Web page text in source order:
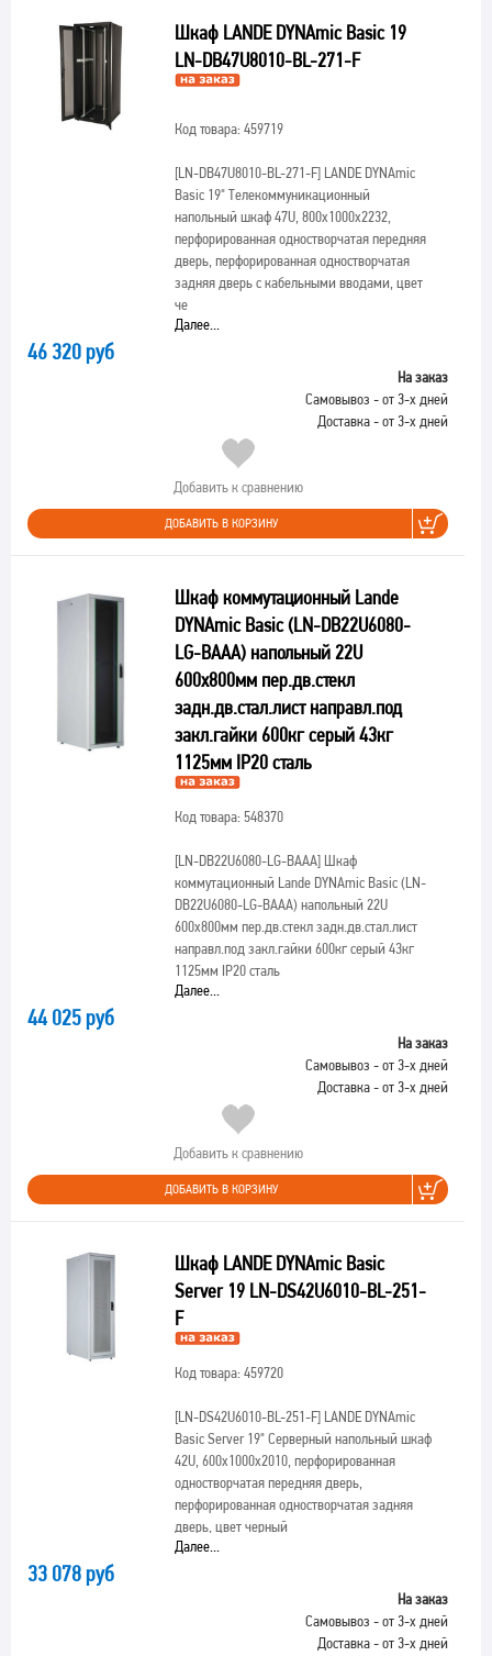
Шкаф LANDE DYNAmic Basic 19
LN-DB47U8010-BL-271-F
Код товара: 459719
[LN-DB47U8010-BL-271-F]LANDE DYNAmic
Basic 19" Телекоммуникационный
напольный шкаф 47U, 800х1000х2232,
перфорированная одностворчатая передняя
дверь, перфорированная одностворчатая
задняя дверь с кабельными вводами, цвет
че
Далее...
46 320 руб
На заказ
Самовывоз - от 3-х дней
Доставка - от 3-х дней
Добавить к сравнению
ДОБАВИТЬ В КОРЗИНУ
Шкаф коммутационный Lande
DYNAmic Basic (LN-DB22U6080-
LG-BAAA) напольный 22U
600x800мм пер.дв.стекл
задн.дв.стал.лист направл.под
закл.гайки 600кг серый 43кг
1125мм IP20 сталь
Код товара: 548370
[LN-DB22U6080-LG-BAAA]Шкаф
коммутационный Lande DYNAmic Basic (LN-
DB22U6080-LG-BAAA) напольный 22U
600x800мм пер.дв.стекл задн.дв.стал.лист
направл.под закл.гайки 600кг серый 43кг
1125мм IP20 сталь
Далее...
44 025 руб
На заказ
Самовывоз - от 3-х дней
Доставка - от 3-х дней
Добавить к сравнению
ДОБАВИТЬ В КОРЗИНУ
Шкаф LANDE DYNAmic Basic
Server 19 LN-DS42U6010-BL-251-
F
Код товара: 459720
[LN-DS42U6010-BL-251-F]LANDE DYNAmic
Basic Server 19" Серверный напольный шкаф
42U, 600х1000х2010, перфорированная
одностворчатая передняя дверь,
перфорированная одностворчатая задняя
дверь, цвет черный
Далее...
33 078 руб
На заказ
Самовывоз - от 3-х дней
Доставка - от 3-х дней